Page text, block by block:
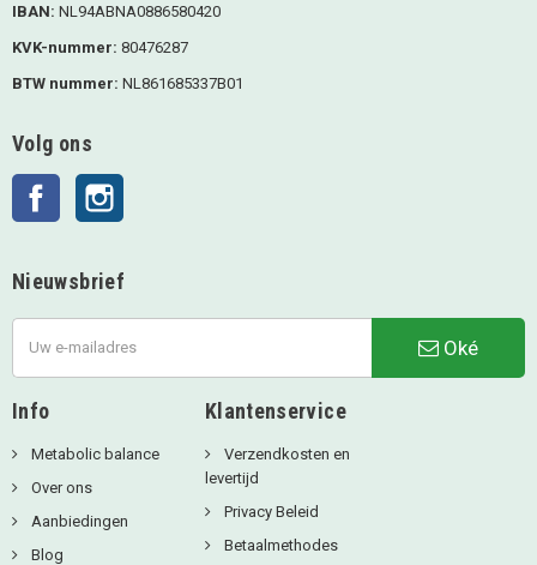
IBAN: NL94ABNA0886580420
KVK-nummer: 80476287
BTW nummer: NL861685337B01
Volg ons
Facebook
Nieuwsbrief
Oké
Info
Metabolic balance
Over ons
Aanbiedingen
Blog
Klantenservice
Verzendkosten en
levertijd
Privacy Beleid
Betaalmethodes